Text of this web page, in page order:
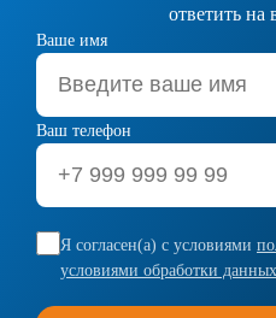
ответить на
Ваше имя
Ваш телефон
Я согласен(а) с условиями
условиями обработки данных